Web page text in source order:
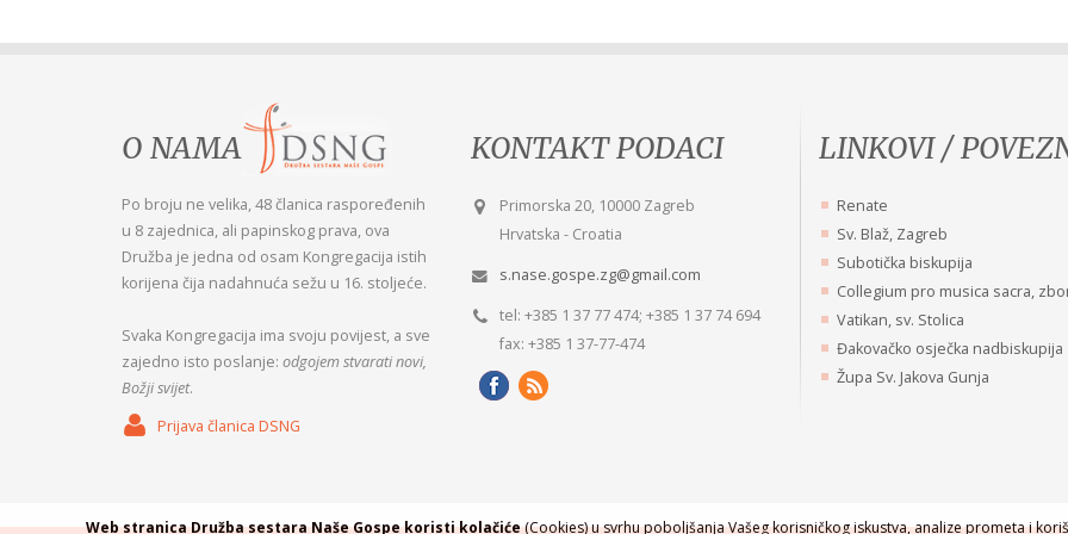
Web stranica Družba sestara Naše Gospe koristi kolačiće(Cookies) u svrhu poboljšanja Vašeg korisničkog iskustva, analize prometa i
O NAMA
Po broju ne velika, 48 članica raspoređenih
u 8 zajednica, ali papinskog prava, ova
Družba je jedna od osam Kongregacija istih
korijena čija nadahnuća sežu u 16. stoljeće.
Svaka Kongregacija ima svoju povijest, a sve
zajedno isto poslanje: odgojem stvarati novi,
Božji svijet.
Prijava članica DSNG
KONTAKT PODACI
Primorska 20, 10000 Zagreb
Hrvatska - Croatia
s.nase.gospe.zg@gmail.com
tel: +385 1 37 77 474; +385 1 37 74 694
fax: +385 1 37-77-474
LINKOVI /
Renate
Sv. Blaž, Zagreb
Subotička biskupija
Collegium pro musica sacra,
Vatikan, sv. Stolica
Đakovačko osječka nadbiskupija
Župa Sv. Jakova Gunja
Temelj spasenja jest pravo nepouzdanje u
samu sebe!
Ugodnost, veselje i neiskazano
zadovoljstvo što ga osjećam kad
o poučavanju djevojčica, zanose
Misli sv. Petra Fouriera